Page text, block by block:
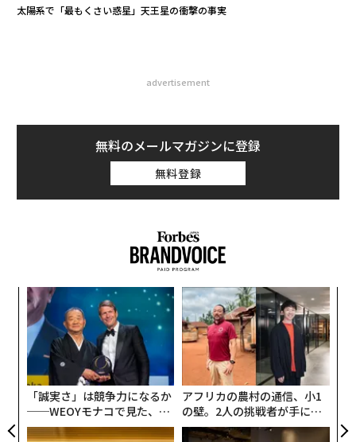
太陽系で「最もくさい惑星」天王星の衝撃の事実
advertisement
無料のメールマガジンに登録
無料登録
「誠実さ」は競争力になるか
──WEOYモナコで見た、く
ら寿司の経営哲学
アフリカの農村の通信、小1
の壁。2人の挑戦者が手にし
た「次なる武器」